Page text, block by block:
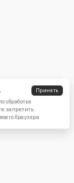
Принять
обработке
запретить
браузера